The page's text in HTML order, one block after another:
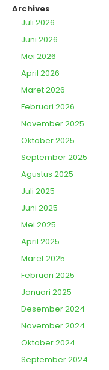
Archives
Juli 2026
Juni 2026
Mei 2026
April 2026
Maret 2026
Februari 2026
November 2025
Oktober 2025
September 2025
Agustus 2025
Juli 2025
Juni 2025
Mei 2025
April 2025
Maret 2025
Februari 2025
Januari 2025
Desember 2024
November 2024
Oktober 2024
September 2024